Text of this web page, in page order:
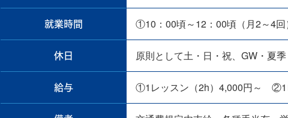
就業時間 ①10：00頃～12：00頃（月2～4
休日 原則として土・日・祝、GW・夏
給与 ①1レッスン（2h）4,000円～ ②1